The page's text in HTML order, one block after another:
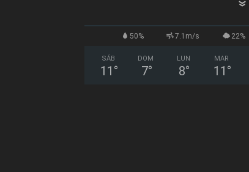
50% 7.1m/s 22%
SÁB
11 °
DOM
7°
LUN
8°
MAR
11 °